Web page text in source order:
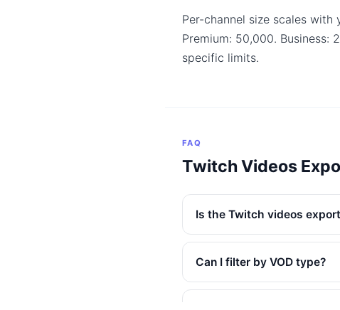
Per-channel size scales with
Premium: 50,000. Business:
specific limits.
FAQ
Twitch Videos
Is the Twitch videos
Can I filter by VOD type?